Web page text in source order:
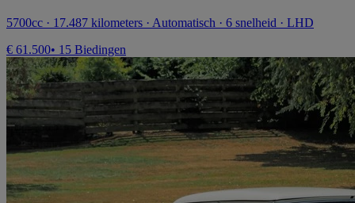
5700cc · 17.487 kilometers · Automatisch · 6 snelheid · LHD
€ 61.500• 15 Biedingen